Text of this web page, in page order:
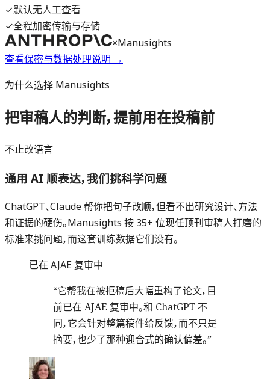
✓默认无人工查看
✓全程加密传输与存储
×Manusights
查看保密与数据处理说明 →
为什么选择 Manusights
把审稿人的判断，提前用在投稿前
不止改语言
通用 AI 顺表达，我们挑科学问题
ChatGPT、Claude 帮你把句子改顺，但看不出研究设计、方法
和证据的硬伤。Manusights 按 35+ 位现任顶刊审稿人打磨的
标准来挑问题，而这套训练数据它们没有。
已在 AJAE 复审中
“它帮我在被拒稿后大幅重构了论文，目
前已在 AJAE 复审中。和 ChatGPT 不
同，它会针对整篇稿件给反馈，而不只是
摘要，也少了那种迎合式的确认偏差。”